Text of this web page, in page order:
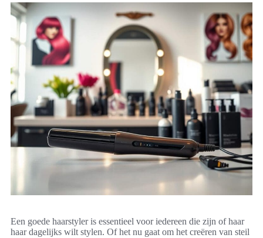
Een goede haarstyler is essentieel voor iedereen die zijn of haar
haar dagelijks wilt stylen. Of het nu gaat om het creëren van steil